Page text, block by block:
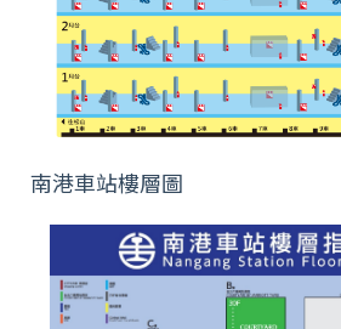
南港車站樓層圖